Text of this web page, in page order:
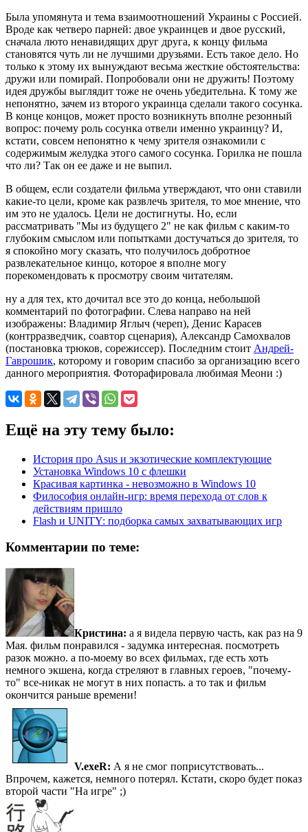
Была упомянута и тема взаимоотношений Украины с Россией.
Вроде как четверо парней: двое украинцев и двое русский,
сначала люто ненавидящих друг друга, к концу фильма
становятся чуть ли не лучшими друзьями. Есть такое дело. Но
только к этому их вынуждают весьма жесткие обстоятельства:
дружи или помирай. Попробовали они не дружить! Поэтому
идея дружбы выглядит тоже не очень убедительна. К тому же
непонятно, зачем из второго украинца сделали такого сосунка.
В конце концов, может просто возникнуть вполне резонный
вопрос: почему роль сосунка отвели именно украинцу? И,
кстати, совсем непонятно к чему зрителя ознакомили с
содержимым желудка этого самого сосунка. Горилка не пошла
что ли? Так он ее даже и не выпил.
В общем, если создатели фильма утверждают, что они ставили
какие-то цели, кроме как развлечь зрителя, то мое мнение, что
им это не удалось. Цели не достигнуты. Но, если
рассматривать "Мы из будущего 2" не как фильм с каким-то
глубоким смыслом или попытками достучаться до зрителя, то
я спокойно могу сказать, что получилось добротное
развлекательное кинцо, которое я вполне могу
порекомендовать к просмотру своим читателям.
ну а для тех, кто дочитал все это до конца, небольшой
комментарий по фотографии. Слева направо на ней
изображены: Владимир Яглыч (череп), Денис Карасев
(контрразведчик, соавтор сценария), Александр Самохвалов
(постановка трюков, сорежиссер). Последним стоит Андрей-
Гаврошик, которому и говорим спасибо за организацию всего
данного мероприятия. Фоторафировала любимая Меони :)
Ещё на эту тему было:
История про Asus и экзотические комплектующие
Установка Windows 10 с флешки
Красивая картинка - невозможно в Windows 10
Философия онлайн-игр: время перехода от слов к
действиям пришло
Flash и UNITY: подборка самых захватывающих игр
Комментарии по теме:
Кристина: а я видела первую часть, как раз на 9
Мая. фильм понравился - задумка интересная. посмотреть
разок можно. а по-моему во всех фильмах, где есть хоть
немного экшена, когда стреляют в главных героев, "почему-
то" все-никак не могут в них попасть. а то так и фильм
окончится раньше времени!
V.exeR: А я не смог поприсутствовать...
Впрочем, кажется, немного потерял. Кстати, скоро будет показ
второй части "На игре" ;)